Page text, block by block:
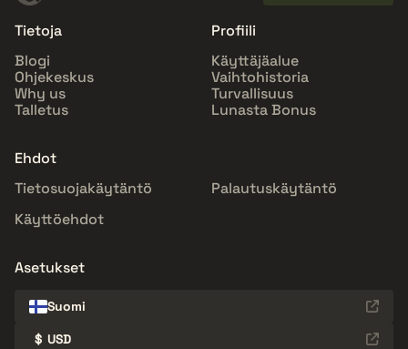
Tietoja
Blogi
Ohjekeskus
Why us
Talletus
Profiili
Käyttäjäalue
Vaihtohistoria
Turvallisuus
Lunasta Bonus
Ehdot
Tietosuojakäytäntö
Palautuskäytäntö
Käyttöehdot
Asetukset
Suomi
$ USD